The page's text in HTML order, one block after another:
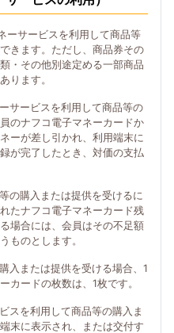
ーサービスを利用して商品等
きます。ただし、商品券その
・その他別途定める一部商品
ります。
サービスを利用して商品等の
のナフコ電子マネーカードか
ーが差し引かれ、利用端末に
が完了したとき、対価の支払
の購入または提供を受けるに
たナフコ電子マネーカード残
場合には、会員はその不足額
ものとします。
入または提供を受ける場合、1
カードの枚数は、1枚です。
スを利用して商品等の購入ま
末に表示され、または交付す